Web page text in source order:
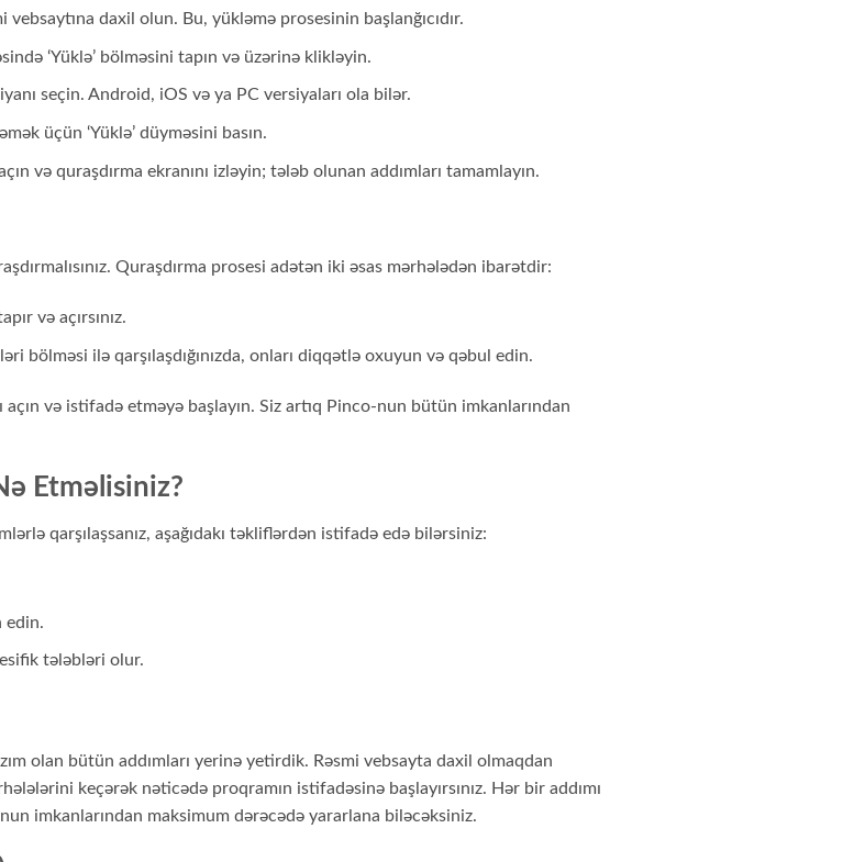
daxil olun. Bu, yükləmə prosesinin başlanğıcıdır.
‘Yüklə’ bölməsini tapın və üzərinə klikləyin.
seçin. Android, iOS və ya PC versiyaları ola bilər.
üçün ‘Yüklə’ düyməsini basın.
və quraşdırma ekranını izləyin; tələb olunan addımları tamamlayın.
Quraşdırma prosesi adətən iki əsas mərhələdən ibarətdir:
və açırsınız.
bölməsi ilə qarşılaşdığınızda, onları diqqətlə oxuyun və qəbul edin.
açın və istifadə etməyə başlayın. Siz artıq Pinco-nun bütün imkanlarından
Etməlisiniz?
qarşılaşsanız, aşağıdakı təkliflərdən istifadə edə bilərsiniz:
edin.
tələbləri olur.
olan bütün addımları yerinə yetirdik. Rəsmi vebsayta daxil olmaqdan
keçərək nəticədə proqramın istifadəsinə başlayırsınız. Hər bir addımı
imkanlarından maksimum dərəcədə yararlana biləcəksiniz.